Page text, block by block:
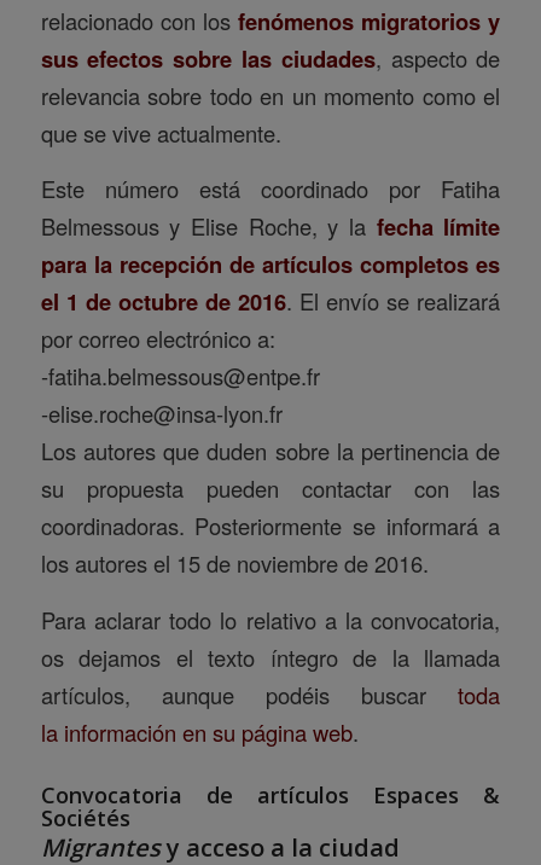
relacionado con losfenómenos migratorios y
sus efectos sobre las ciudades, aspecto de
relevancia sobre todo en un momento como el
que se vive actualmente.
Este número está coordinado por Fatiha
Belmessous y Elise Roche, y la fecha límite
para la recepción de artículos completos es
el 1 de octubre de 2016. El envío se realizará
por correo electrónico a:
-fatiha.belmessous@entpe.fr
-elise.roche@insa-lyon.fr
Los autores que duden sobre la pertinencia de
su propuesta pueden contactar con las
coordinadoras. Posteriormente se informará a
los autores el 15 de noviembre de 2016.
Para aclarar todo lo relativo a la convocatoria,
os dejamos el texto íntegro de la llamada
artículos, aunque podéis buscartoda
la información en su página web.
Convocatoria de artículos Espaces &
Sociétés
Migrantesy acceso a la ciudad